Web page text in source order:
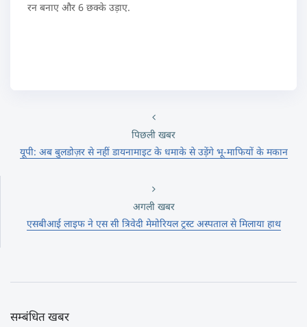
रन बनाए और 6 छक्के उड़ाए.
पिछली खबर
यूपी: अब बुलडोज़र से नहीं डायनामाइट के धमाके से उड़ेंगे भू-माफियों के मकान
अगली खबर
एसबीआई लाइफ ने एस सी त्रिवेदी मेमोरियल ट्रस्ट अस्पताल से मिलाया हाथ
सम्बंधित खबर